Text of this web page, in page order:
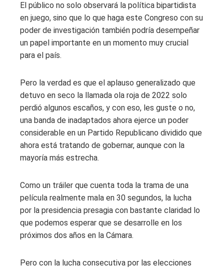
El público no solo observará la política bipartidista
en juego, sino que lo que haga este Congreso con su
poder de investigación también podría desempeñar
un papel importante en un momento muy crucial
para el país.
Pero la verdad es que el aplauso generalizado que
detuvo en seco la llamada ola roja de 2022 solo
perdió algunos escaños, y con eso, les guste o no,
una banda de inadaptados ahora ejerce un poder
considerable en un Partido Republicano dividido que
ahora está tratando de gobernar, aunque con la
mayoría más estrecha.
Como un tráiler que cuenta toda la trama de una
película realmente mala en 30 segundos, la lucha
por la presidencia presagia con bastante claridad lo
que podemos esperar que se desarrolle en los
próximos dos años en la Cámara.
Pero con la lucha consecutiva por las elecciones